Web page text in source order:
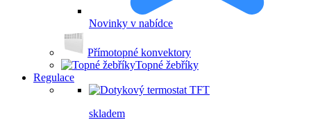
Novinky v nabídce
Přímotopné konvektory
Topné žebříky
Regulace
skladem